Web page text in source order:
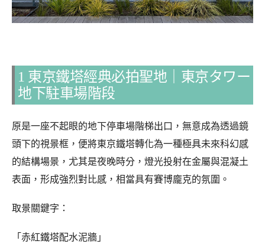
1 東京鐵塔經典必拍聖地｜東京タワー
地下駐車場階段
原是一座不起眼的地下停車場階梯出口，無意成為透過鏡
頭下的視景框，便將東京鐵塔轉化為一種極具未來科幻感
的結構場景，尤其是夜晚時分，燈光投射在金屬與混凝土
表面，形成強烈對比感，相當具有賽博龐克的氛圍。
取景關鍵字：
「赤紅鐵塔配水泥牆」